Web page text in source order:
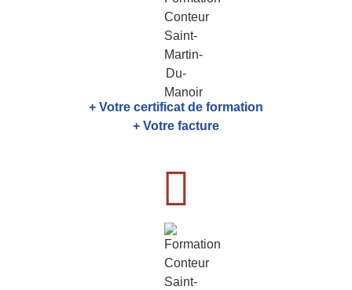
+ Votre certificat de formation
+ Votre facture